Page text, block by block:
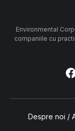
Environmental
companiile cu
Despre noi /